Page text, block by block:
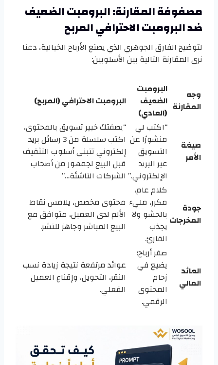
مصفوفة المقارنة: البرومبت الضعيف
ضد البرومبت الاحترافي المربح
لتوضيح الفارق الجوهري الذي يصنع الأرباح الخيالية، دعنا
نرى المقارنة التالية بين الأسلوبين:
وجه
المقارنة
البرومبت
الضعيف
(العادي)
البرومبت الاحترافي (المربح)
صيغة
الأمر
“اكتب لي
منشورًا عن
التسويق
عبر البريد
الإلكتروني.”
“بصفتك خبير تسويق بالمحتوى،
اكتب سلسلة من 3 رسائل بريد
إلكتروني تتبنى أسلوب التثقيف
قبل البيع لجمهور من أصحاب
الشركات الناشئة…”
جودة
المخرجات
كلام عام،
مكرر، مليء
بالحشو ولا
يجذب
القارئ.
محتوى مخصص، يلامس نقاط
الألم لدى العميل، متوافق مع
البيع المباشر وجاهز للنشر.
العائد
المالي
صفر أرباح؛
يضيع في
زحام
المحتوى
الرقمي.
عوائد مرتفعة نتيجة زيادة نسب
النقر، التحويل، وإقناع العميل
الفعلي.